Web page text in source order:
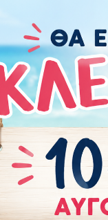
Η φωτογραφία αποθηκεύεται
Χρόνος &
Χρόνος
1 Κάνετε την
2
Σας στέλνουμε
εκτύπωση. Η
Μετά την